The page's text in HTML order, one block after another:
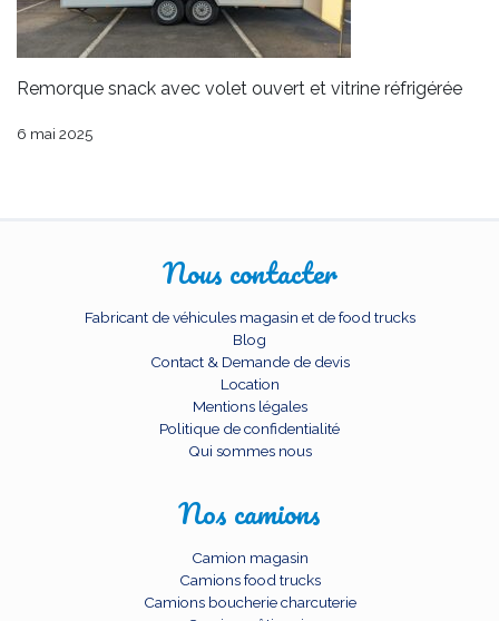
Remorque snack avec volet ouvert et vitrine réfrigérée
6 mai 2025
Nous contacter
Fabricant de véhicules magasin et de food trucks
Blog
Contact & Demande de devis
Location
Mentions légales
Politique de confidentialité
Qui sommes nous
Nos camions
Camion magasin
Camions food trucks
Camions boucherie charcuterie